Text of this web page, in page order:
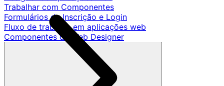
Trabalhar com Componentes
Formulários de Inscrição e Login
Fluxo de trabalho em aplicações web
Componentes de Web Designer